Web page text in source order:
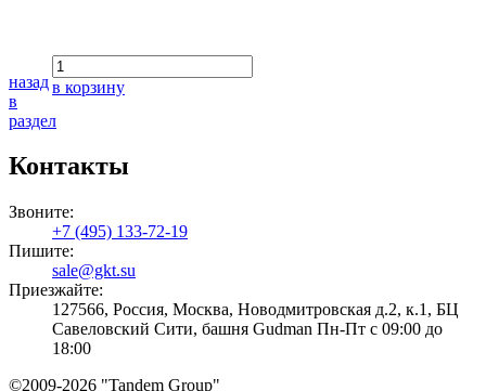
в корзину
назад
в
раздел
Контакты
Звоните:
+7 (495) 133-72-19
Пишите:
sale@gkt.su
Приезжайте:
127566, Россия, Москва, Новодмитровская д.2, к.1, БЦ
Савеловский Сити, башня Gudman Пн-Пт с 09:00 до
18:00
©2009-2026 "Tandem Group"